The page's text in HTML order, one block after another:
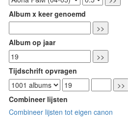
Album x keer genoemd
Album op jaar
Tijdschrift opvragen
Combineer lijsten
Combineer lijsten tot eigen canon